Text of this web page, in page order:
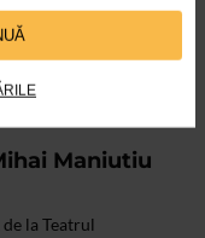
Maniutiu
la Teatrul